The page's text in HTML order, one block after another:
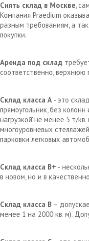
Снять склад в Москве,
Компания Praedium
разным требованиям, а
покупки.
Аренда под склад
соответственно, верхнюю
Склад класса А - это
прямоугольник, без
нагрузкой̆ не менее 5 т/
многоуровневых
парковки легковых
Склад класса В+ -
в новом, но и в
Склад класса В –
менее 1 на 2000 кв. м).